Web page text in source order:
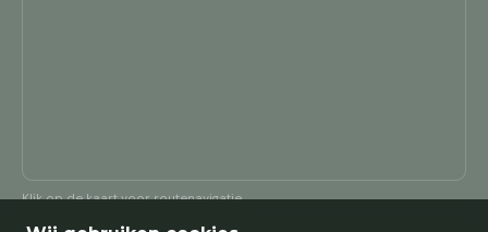
Klik op de kaart voor routenavigatie